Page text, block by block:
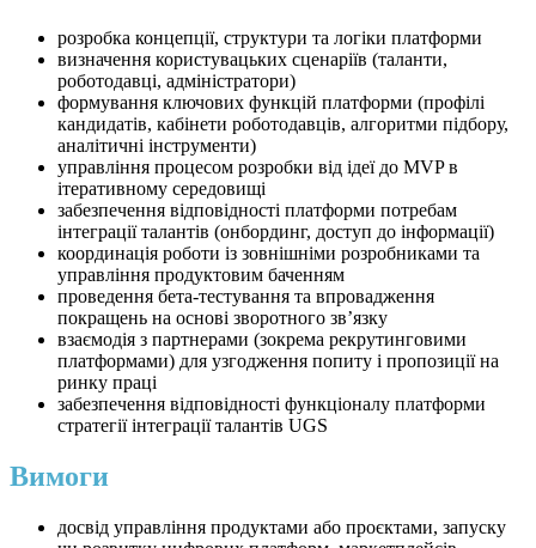
розробка концепції, структури та логіки платформи
визначення користувацьких сценаріїв (таланти,
роботодавці, адміністратори)
⁠формування ключових функцій платформи (профілі
кандидатів, кабінети роботодавців, алгоритми підбору,
аналітичні інструменти)
⁠управління процесом розробки від ідеї до MVP в
ітеративному середовищі
⁠забезпечення відповідності платформи потребам
інтеграції талантів (онбординг, доступ до інформації)
⁠координація роботи із зовнішніми розробниками та
управління продуктовим баченням
проведення бета-тестування та впровадження
покращень на основі зворотного зв’язку
⁠взаємодія з партнерами (зокрема рекрутинговими
платформами) для узгодження попиту і пропозиції на
ринку праці
⁠забезпечення відповідності функціоналу платформи
стратегії інтеграції талантів UGS
Вимоги
досвід управління продуктами або проєктами, запуску